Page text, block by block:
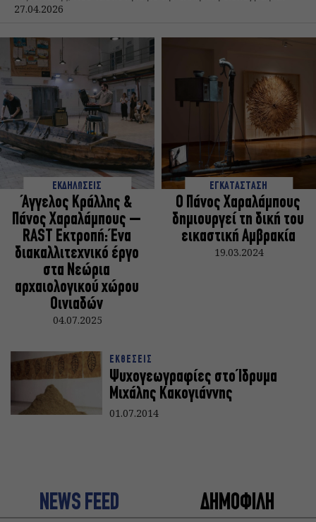
27.04.2026
ΕΚΔΗΛΩΣΕΙΣ
Άγγελος Κράλλης &
Πάνος Χαραλάμπους –
RAST Εκτροπή: Ένα
διακαλλιτεχνικό έργο
στα Νεώρια
αρχαιολογικού χώρου
Οινιαδών
04.07.2025
ΕΓΚΑΤΑΣΤΑΣΗ
Ο Πάνος Χαραλάμπους
δημιουργεί τη δική του
εικαστική Αμβρακία
19.03.2024
ΕΚΘΕΣΕΙΣ
Ψυχογεωγραφίες στο Ίδρυμα
Μιχάλης Κακογιάννης
01.07.2014
NEWS FEED ΔΗΜΟΦΙΛΗ